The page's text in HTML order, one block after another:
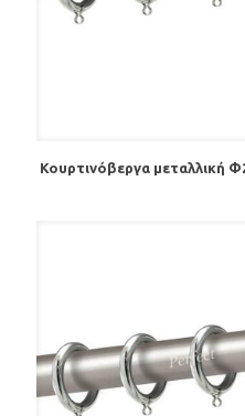
Κουρτινόβεργα μεταλλική